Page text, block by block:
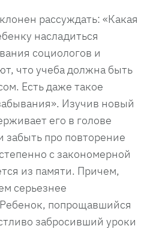
рассуждать: «Какая
насладиться
социологов и
что учеба должна быть
Есть даже такое
Изучив новый
его в голове
забыть про повторение
с закономерной
из памяти. Причем,
серьезнее
попрощавшийся
забросивший уроки